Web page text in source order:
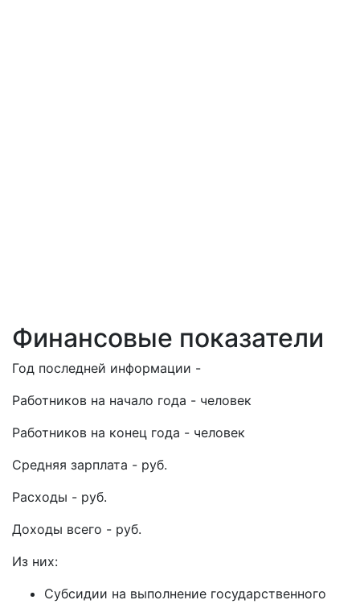
Финансовые показатели
Год последней информации -
Работников на начало года - человек
Работников на конец года - человек
Средняя зарплата - руб.
Расходы - руб.
Доходы всего - руб.
Из них:
Субсидии на выполнение государственного